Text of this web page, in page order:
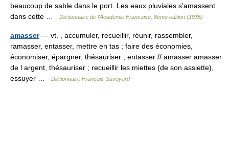
beaucoup de sable dans le port. Les eaux pluviales s’amassent
dans cette …
Dictionnaire de l'Academie Francaise, 8eme edition (1935)
amasser— vt. , accumuler, recueillir, réunir, rassembler,
ramasser, entasser, mettre en tas ; faire des économies,
économiser, épargner, thésauriser ; entasser // amasser amasser
de l argent, thésauriser ; recueillir les miettes (de son assiette),
essuyer …
Dictionnaire Français-Savoyard